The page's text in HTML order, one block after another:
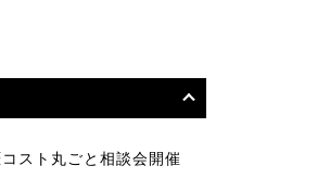
コスト丸ごと相談会開催